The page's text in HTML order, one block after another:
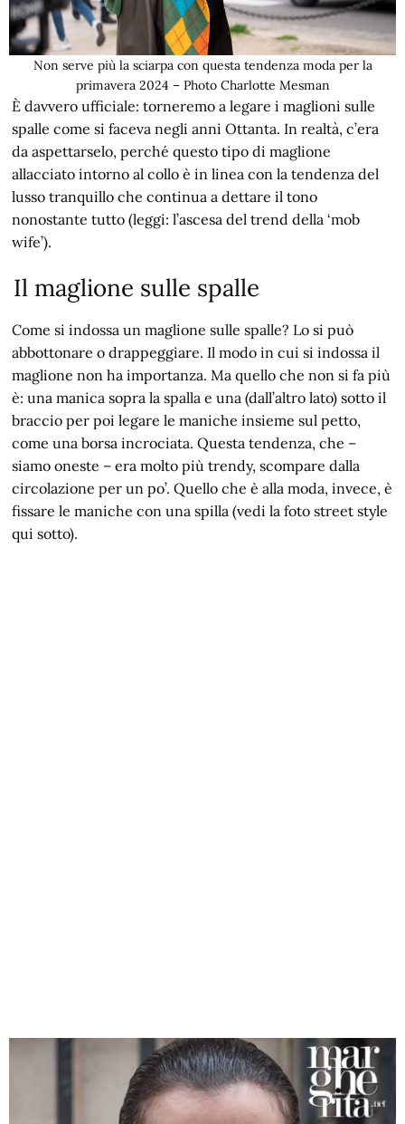
Non serve più la sciarpa con questa tendenza moda per la
primavera 2024 – Photo Charlotte Mesman
È davvero ufficiale: torneremo a legare i maglioni sulle
spalle come si faceva negli anni Ottanta. In realtà, c’era
da aspettarselo, perché questo tipo di maglione
allacciato intorno al collo è in linea con la tendenza del
lusso tranquillo che continua a dettare il tono
nonostante tutto (leggi: l’ascesa del trend della ‘mob
wife’).
Il maglione sulle spalle
Come si indossa un maglione sulle spalle? Lo si può
abbottonare o drappeggiare. Il modo in cui si indossa il
maglione non ha importanza. Ma quello che non si fa più
è: una manica sopra la spalla e una (dall’altro lato) sotto il
braccio per poi legare le maniche insieme sul petto,
come una borsa incrociata. Questa tendenza, che –
siamo oneste – era molto più trendy, scompare dalla
circolazione per un po’. Quello che è alla moda, invece, è
fissare le maniche con una spilla (vedi la foto street style
qui sotto).